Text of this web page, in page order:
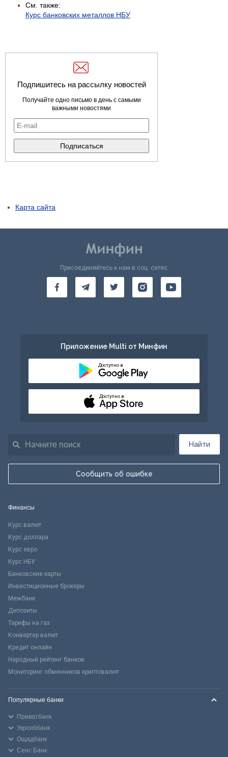
См. также:
Курс банковских металлов НБУ
Подпишитесь на рассылку новостей
Получайте одно письмо в день с самыми
важными новостями
Карта сайта
Найти
Сообщить об ошибке
Присоединяйтесь к нам в соц. сетях:
Приложение Multi от Минфин
Доступно в
Доступно в
Финансы
Курс валют
Курс доллара
Курс евро
Курс НБУ
Банковские карты
Инвестиционные брокеры
Межбанк
Депозиты
Тарифы на газ
Конвертер валют
Кредит онлайн
Народный рейтинг банков
Мониторинг обменников криптовалют
Популярные банки
Приватбанк
Укрсиббанк
Ощадбанк
Сенс Банк